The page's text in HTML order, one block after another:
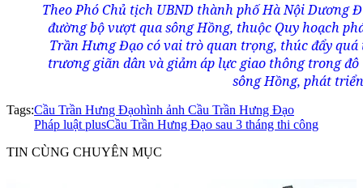
Theo Phó Chủ tịch UBND thành phố Hà Nội
đường bộ vượt qua sông Hồng, thuộc Quy hoạch
Trần Hưng Đạo có vai trò quan trọng, thúc đẩy
trương giãn dân và giảm áp lực giao thông trong
sông Hồng, phát
Tags:Cầu Trần Hưng Đạohình ảnh Cầu Trần Hưng Đạo
Pháp luật plusCầu Trần Hưng Đạo sau 3 tháng thi công
TIN CÙNG CHUYÊN MỤC